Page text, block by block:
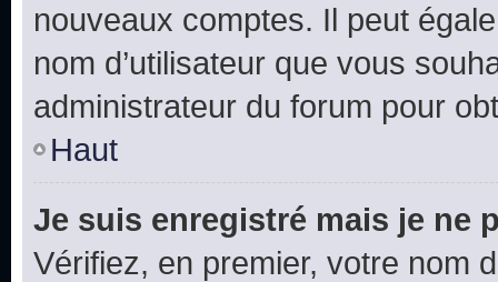
nouveaux comptes. Il peut
nom d’utilisateur que vous
administrateur du forum pour
Haut
Je suis enregistré mais je ne
Vérifiez, en premier, votre nom